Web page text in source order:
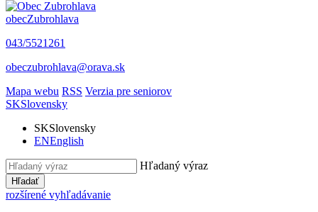
obecZubrohlava
043/5521261
obeczubrohlava@orava.sk
Mapa webu RSS Verzia pre seniorov
SKSlovensky
SKSlovensky
ENEnglish
Hľadaný výraz
Hľadať
rozšírené vyhľadávanie